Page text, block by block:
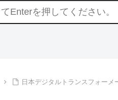
日本デジタルトランスフォー